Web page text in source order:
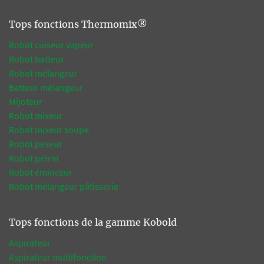
Tops fonctions Thermomix®
Robot cuiseur vapeur
Robot batteur
Robot mélangeur
Batteur mélangeur
Mijoteur
Robot mixeur
Robot mixeur soupe
Robot peseur
Robot pétrin
Robot éminceur
Robot mélangeur pâtisserie
Tops fonctions de la gamme Kobold
Aspirateur
Aspirateur multifonction